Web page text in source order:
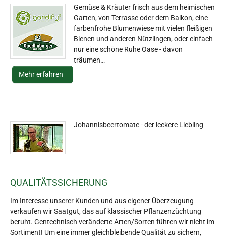
Gemüse & Kräuter frisch aus dem heimischen
Garten, von Terrasse oder dem Balkon, eine
farbenfrohe Blumenwiese mit vielen fleißigen
Bienen und anderen Nützlingen, oder einfach
nur eine schöne Ruhe Oase - davon
träumen…
Mehr erfahren
Johannisbeertomate - der leckere Liebling
QUALITÄTSSICHERUNG
Im Interesse unserer Kunden und aus eigener Überzeugung
verkaufen wir Saatgut, das auf klassischer Pflanzenzüchtung
beruht. Gentechnisch veränderte Arten/Sorten führen wir nicht im
Sortiment! Um eine immer gleichbleibende Qualität zu sichern,